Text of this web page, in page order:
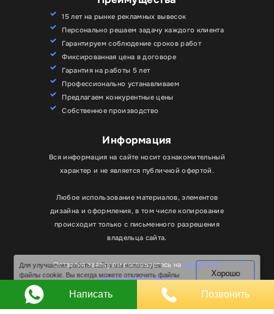
15 лет на рынке рекламных вывесок
Персонально решаем задачу каждого клиента
Гарантируем соблюдение сроков работ
Фиксированная цена в договоре
Гарантия на работы 5 лет
Профессионально устанавливаем
Предлагаем конкурентные цены
Собственное производство
Информация
Вся информация на сайте носит ознакомительный
характер и не является публичной офертой.
Любое использование материалов, элементов
дизайна и оформления, в том числе копирование
происходит только с письменного разрешения
владельца сайта.
Оставляя заявку вы соглашаетесь на обработку
персональных данных
© RPKLUXEXPO 2025.
файлы cookie. Вы всегда можете отключить файлы
cookie в настройках браузера.
Хорошо
Написать Позвонить